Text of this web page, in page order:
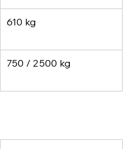
610 kg
750 / 2 500 kg